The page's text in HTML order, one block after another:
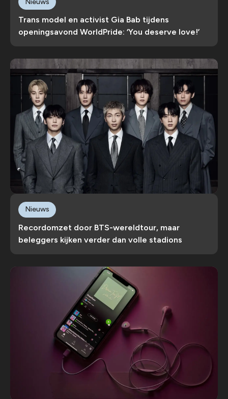
Trans model en activist Gia Bab tijdens
openingsavond WorldPride: ‘You deserve love!’
Recordomzet door BTS-wereldtour, maar
beleggers kijken verder dan volle stadions
Nieuws